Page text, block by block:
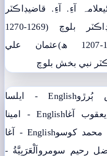
علامہ آءِ. آءِ. قاضيڊاڪٽر
ڊاڪٽر بلوچ (1269-1270
عثمان علي
نبي بخش بلوچ
English - ايلسا
English - امينا
English - آغا
فضل رحیم سومرو اَلْعَرَبِيَّةُ -